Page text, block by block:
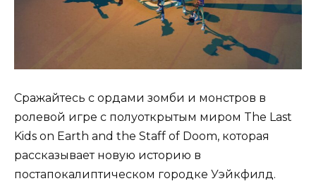
Сражайтесь с ордами зомби и монстров в
ролевой игре с полуоткрытым миром The Last
Kids on Earth and the Staff of Doom, которая
рассказывает новую историю в
постапокалиптическом городке Уэйкфилд.